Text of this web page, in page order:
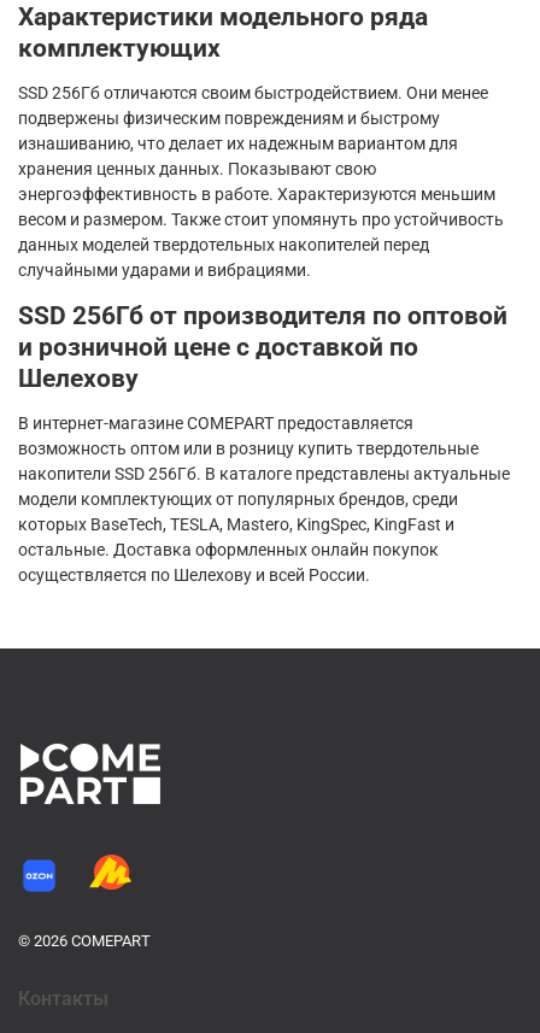
Характеристики модельного ряда
комплектующих
SSD 256Гб отличаются своим быстродействием. Они менее
подвержены физическим повреждениям и быстрому
изнашиванию, что делает их надежным вариантом для
хранения ценных данных. Показывают свою
энергоэффективность в работе. Характеризуются меньшим
весом и размером. Также стоит упомянуть про устойчивость
данных моделей твердотельных накопителей перед
случайными ударами и вибрациями.
SSD 256Гб от производителя по оптовой
и розничной цене с доставкой по
Шелехову
В интернет-магазине COMEPART предоставляется
возможность оптом или в розницу купить твердотельные
накопители SSD 256Гб. В каталоге представлены актуальные
модели комплектующих от популярных брендов, среди
которых BaseTech, TESLA, Mastero, KingSpec, KingFast и
остальные. Доставка оформленных онлайн покупок
осуществляется по Шелехову и всей России.
© 2026 COMEPART
Контакты